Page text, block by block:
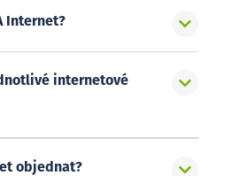
Internet?
internetové
objednat?